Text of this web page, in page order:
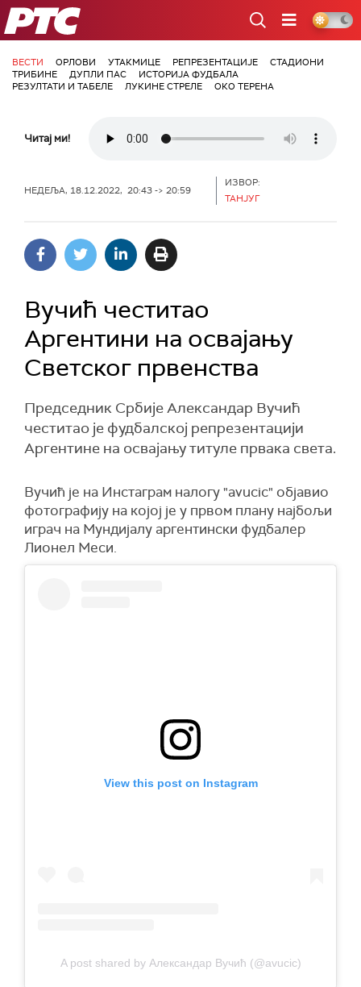
РТС
ВЕСТИ ОРЛОВИ УТАКМИЦЕ РЕПРЕЗЕНТАЦИЈЕ
СТАДИОНИ
ТРИБИНЕ
ДУПЛИ ПАС
ИСТОРИЈА ФУДБАЛА
РЕЗУЛТАТИ И ТАБЕЛЕ
ЛУКИНЕ СТРЕЛЕ ОКО ТЕРЕНА
Читај ми!
НЕДЕЉА, 18.12.2022, 20:43 -> 20:59
ИЗВОР:
ТАНЈУГ
Вучић честитао
Аргентини на освајању
Светског првенства
Председник Србије Александар Вучић
честитао је фудбалској репрезентацији
Аргентине на освајању титуле првака света.
Вучић је на Инстаграм налогу "avucic" објавио
фотографију на којој је у првом плану најбољи
играч на Мундијалу аргентински фудбалер
Лионел Меси.
View this post on Instagram
A post shared by Александар Вучић (@avucic)